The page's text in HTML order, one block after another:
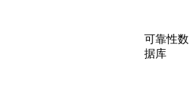
可靠性数
据库